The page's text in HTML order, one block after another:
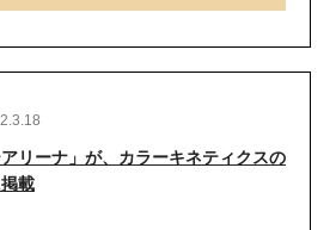
アリーナ」が、カラーキネティクスの
載